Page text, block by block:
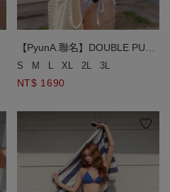
【PyunA.聯名】DOUBLE PUSH
終極美波小香風玫瑰雙綁比基尼
S M L XL 2L 3L
NT$ 1690